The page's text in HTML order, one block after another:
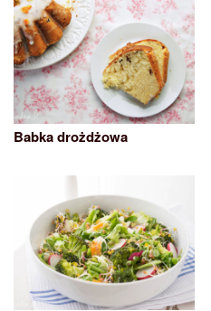
Babka drożdżowa